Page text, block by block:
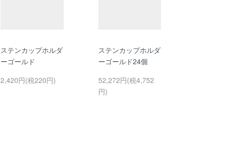
ステンカップホルダ
ーゴールド
2,420円(税220円)
ステンカップホルダ
ーゴールド24個
52,272円(税4,752
円)